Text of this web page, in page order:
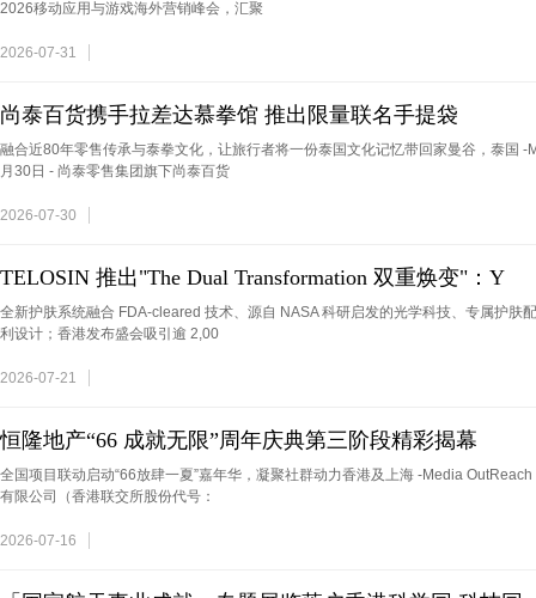
2026移动应用与游戏海外营销峰会，汇聚
2026-07-31
尚泰百货携手拉差达慕拳馆 推出限量联名手提袋
融合近80年零售传承与泰拳文化，让旅行者将一份泰国文化记忆带回家曼谷，泰国
月30日 - 尚泰零售集团旗下尚泰百货
2026-07-30
TELOSIN 推出"The Dual Transformation 双重焕变"：Y
全新护肤系统融合 FDA-cleared 技术、源自 NASA 科研启发的光学科技、专属护肤
利设计；香港发布盛会吸引逾 2,00
2026-07-21
恒隆地产“66 成就无限”周年庆典第三阶段精彩揭幕
全国项目联动启动“66放肆一夏”嘉年华，凝聚社群动力香港及上海 -Media
有限公司（香港联交所股份代号：
2026-07-16